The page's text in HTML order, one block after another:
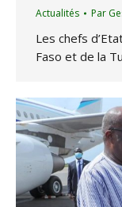
Actualités Par
Les chefs
Faso et de la